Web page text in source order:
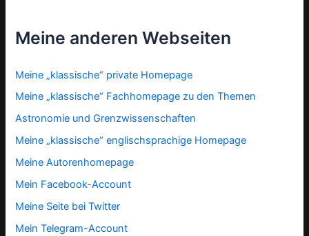
Meine anderen Webseiten
Meine „klassische“ private Homepage
Meine „klassische“ Fachhomepage zu den Themen
Astronomie und Grenzwissenschaften
Meine „klassische“ englischsprachige Homepage
Meine Autorenhomepage
Mein Facebook-Account
Meine Seite bei Twitter
Mein Telegram-Account